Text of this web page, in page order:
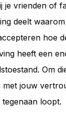
je vrienden of
deelt
hoe
heeft een
Om
met jouw
loopt.